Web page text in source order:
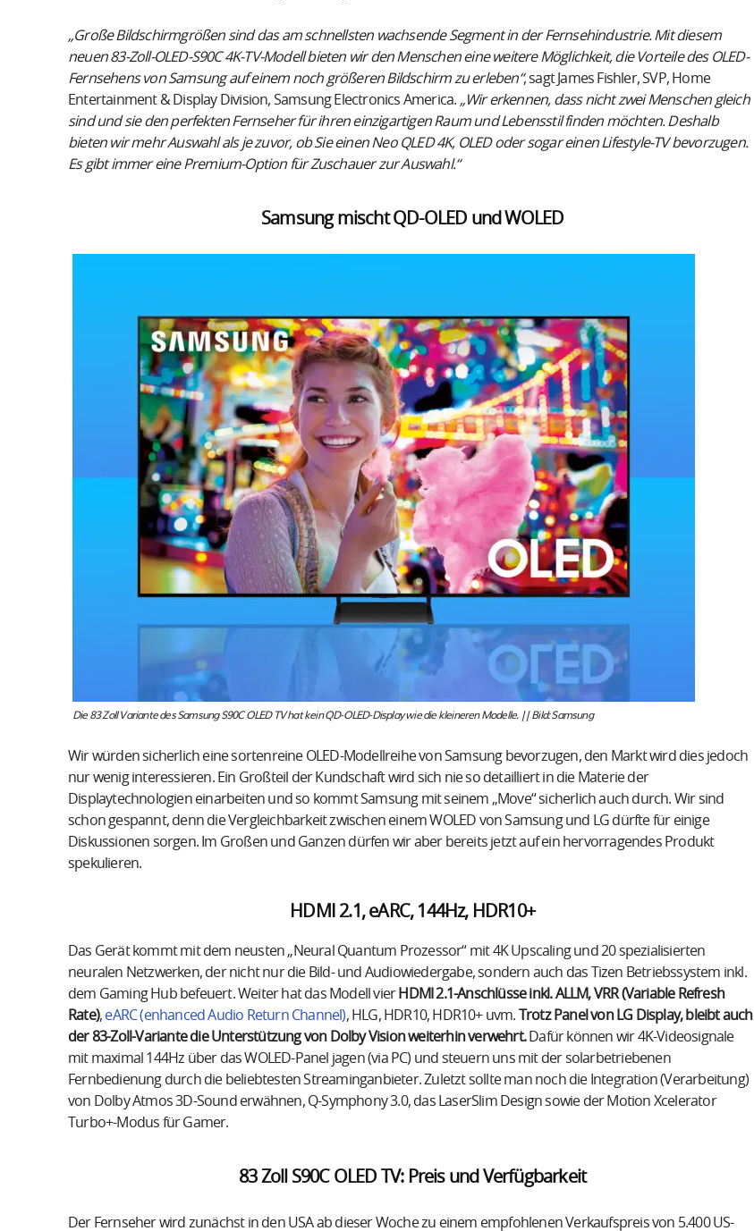
„Große Bildschirmgrößen sind das am schnellsten wachsende Segment in der Fernsehindustrie. Mit diesem
neuen 83-Zoll-OLED-S90C 4K-TV-Modell bieten wir den Menschen eine weitere Möglichkeit, die Vorteile des OLED-
Fernsehens von Samsung auf einem noch größeren Bildschirm zu erleben“, sagt James Fishler, SVP, Home
Entertainment & Display Division, Samsung Electronics America. „Wir erkennen, dass nicht zwei Menschen gleich
sind und sie den perfekten Fernseher für ihren einzigartigen Raum und Lebensstil finden möchten. Deshalb
bieten wir mehr Auswahl als je zuvor, ob Sie einen Neo QLED 4K, OLED oder sogar einen Lifestyle-TV bevorzugen.
Es gibt immer eine Premium-Option für Zuschauer zur Auswahl.“
Samsung mischt QD-OLED und WOLED
Die 83 Zoll Variante des Samsung S90C OLED TV hat kein QD-OLED-Display wie die kleineren Modelle. || Bild: Samsung
Wir würden sicherlich eine sortenreine OLED-Modellreihe von Samsung bevorzugen, den Markt wird dies jedoch
nur wenig interessieren. Ein Großteil der Kundschaft wird sich nie so detailliert in die Materie der
Displaytechnologien einarbeiten und so kommt Samsung mit seinem „Move“ sicherlich auch durch. Wir sind
schon gespannt, denn die Vergleichbarkeit zwischen einem WOLED von Samsung und LG dürfte für einige
Diskussionen sorgen. Im Großen und Ganzen dürfen wir aber bereits jetzt auf ein hervorragendes Produkt
spekulieren.
HDMI 2.1, eARC, 144Hz, HDR10+
Das Gerät kommt mit dem neusten „Neural Quantum Prozessor“ mit 4K Upscaling und 20 spezialisierten
neuralen Netzwerken, der nicht nur die Bild- und Audiowiedergabe, sondern auch das Tizen Betriebssystem inkl.
dem Gaming Hub befeuert. Weiter hat das Modell vier HDMI 2.1-Anschlüsse inkl. ALLM, VRR (Variable Refresh
Rate), eARC (enhanced Audio Return Channel), HLG, HDR10, HDR10+ uvm.
Trotz Panel von LG Display, bleibt auch
der 83-Zoll-Variante die Unterstützung von Dolby Vision weiterhin verwehrt.Dafür können wir 4K-Videosignale
mit maximal 144Hz über das WOLED-Panel jagen (via PC) und steuern uns mit der solarbetriebenen
Fernbedienung durch die beliebtesten Streaminganbieter. Zuletzt sollte man noch die Integration (Verarbeitung)
von Dolby Atmos 3D-Sound erwähnen, Q-Symphony 3.0, das LaserSlim Design sowie der Motion Xcelerator
Turbo+-Modus für Gamer.
83 Zoll S90C OLED TV: Preis und Verfügbarkeit
Der Fernseher wird zunächst in den USA ab dieser Woche zu einem empfohlenen Verkaufspreis von 5.400 US-